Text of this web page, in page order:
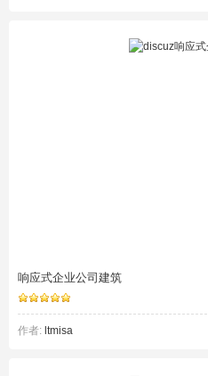
响应式企业公司建筑
作者: ltmisa